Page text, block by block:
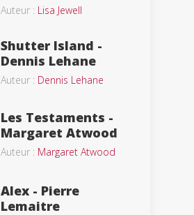
Auteur : Lisa Jewell
Shutter Island -
Dennis Lehane
Auteur : Dennis Lehane
Les Testaments -
Margaret Atwood
Auteur : Margaret Atwood
Alex - Pierre
Lemaitre